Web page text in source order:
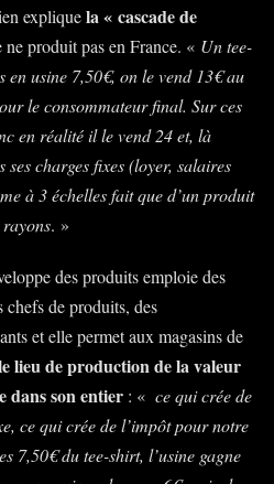
expliquela « cascade de
produit pas en France. « Un tee-
en usine 7,50€, on le vend 13€ au
le consommateur final. Sur ces
en réalité il le vend 24 et, là
ses charges fixes (loyer, salaires
à 3 échelles fait que d’un produit
. »
des produits emploie des
chefs de produits, des
et elle permet aux magasins de
lieu de production de la valeur
dans son entier : « ce qui crée de
ce qui crée de l’impôt pour notre
7,50€ du tee-shirt, l’usine gagne